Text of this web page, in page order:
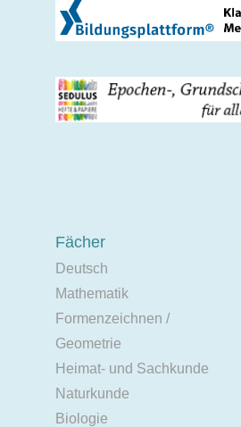
Fächer
Deutsch
Mathematik
Formenzeichnen /
Geometrie
Heimat- und Sachkunde
Naturkunde
Biologie